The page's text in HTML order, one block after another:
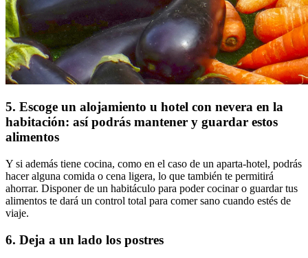
5. Escoge un alojamiento u hotel con nevera en la
habitación: así podrás mantener y guardar estos
alimentos
Y si además tiene cocina, como en el caso de un aparta-hotel, podrás
hacer alguna comida o cena ligera, lo que también te permitirá
ahorrar. Disponer de un habitáculo para poder cocinar o guardar tus
alimentos te dará un control total para comer sano cuando estés de
viaje.
6. Deja a un lado los postres